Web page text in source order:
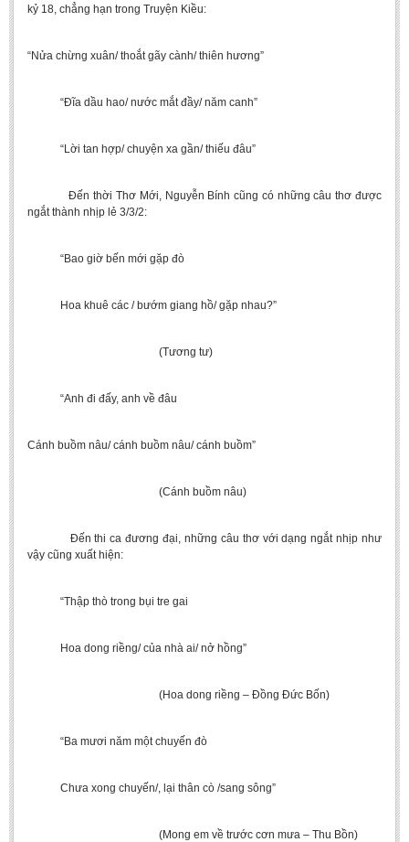
kỷ 18, chẳng hạn trong Truyện Kiều:
“Nửa chừng xuân/ thoắt gãy cành/ thiên hương”
“Đĩa dầu hao/ nước mắt đầy/ năm canh”
“Lời tan hợp/ chuyện xa gần/ thiếu đâu”
Đến thời Thơ Mới, Nguyễn Bính cũng có những câu thơ được
ngắt thành nhịp lẻ 3/3/2:
“Bao giờ bến mới gặp đò
Hoa khuê các / bướm giang hồ/ gặp nhau?”
(Tương tư)
“Anh đi đấy, anh về đâu
Cánh buồm nâu/ cánh buồm nâu/ cánh buồm”
(Cánh buồm nâu)
Đến thi ca đương đại, những câu thơ với dạng ngắt nhịp như
vậy cũng xuất hiện:
“Thập thò trong bụi tre gai
Hoa dong riềng/ của nhà ai/ nở hồng”
(Hoa dong riềng – Đồng Đức Bốn)
“Ba mươi năm một chuyến đò
Chưa xong chuyến/, lại thân cò /sang sông”
(Mong em về trước cơn mưa – Thu Bồn)